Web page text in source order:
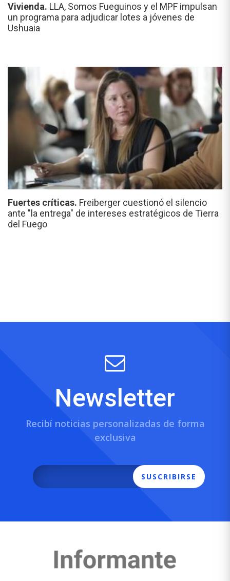
Vivienda. LLA, Somos Fueguinos y el MPF impulsan
un programa para adjudicar lotes a jóvenes de
Ushuaia
Fuertes críticas. Freiberger cuestionó el silencio
ante "la entrega" de intereses estratégicos de Tierra
del Fuego
Newsletter
Recibí noticias personalizadas de forma
exclusiva
SUSCRIBIRSE